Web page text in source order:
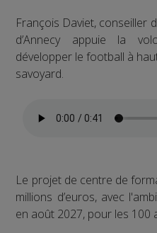
François Daviet, conseiller
d’Annecy appuie la
développer le football à
savoyard.
Le projet de centre de
millions d’euros, avec
en août 2027, pour les 100